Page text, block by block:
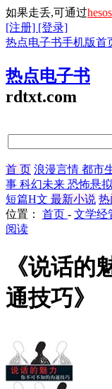
如果走丢,可通过
[注册] [登录]
热点电子书手机版首
热点电子书
rdtxt.com
首 页 浪漫言情 都市
事 科幻未来 恐怖悬拟
短篇H文 最新小说 热
位置： 首页 - 文学经
阅读
《说话的
通技巧》